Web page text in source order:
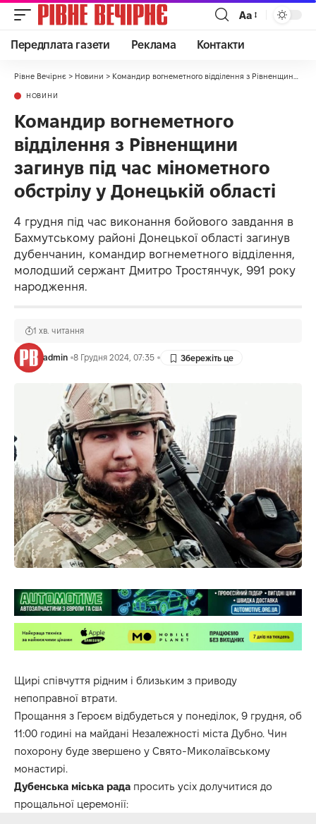
Аа
Передплата газети Реклама Контакти
Рівне Вечірнє > Новини > Командир вогнеметного відділення з Рівненщини загинув під час мінометного обстрілу у Донецькій області
НОВИНИ
Командир вогнеметного
відділення з Рівненщини
загинув під час мінометного
обстрілу у Донецькій області
4 грудня під час виконання бойового завдання в
Бахмутському районі Донецької області загинув
дубенчанин, командир вогнеметного відділення,
молодший сержант Дмитро Тростянчук, 991 року
народження.
admin 8 Грудня 2024, 07:35
1 хв. читання
Щирі співчуття рідним і близьким з приводу
непоправної втрати.
Прощання з Героєм відбудеться у понеділок, 9 грудня, об
11:00 годині на майдані Незалежності міста Дубно. Чин
похорону буде звершено у Свято-Миколаївському
монастирі.
Дубенська міська рада просить усіх долучитися до
прощальної церемонії: